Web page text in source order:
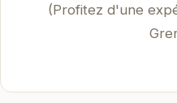
(Profitez d'une